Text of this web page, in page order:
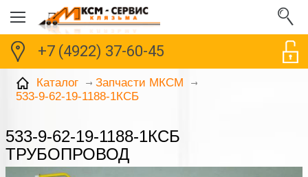
+7 (4922) 37-60-45
Каталог
Запчасти МКСМ
533-9-62-19-1188-1КСБ
533-9-62-19-1188-1КСБ
ТРУБОПРОВОД